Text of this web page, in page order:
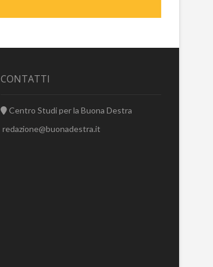
CONTATTI
Centro Studi per la Buona Destra
redazione@buonadestra.it